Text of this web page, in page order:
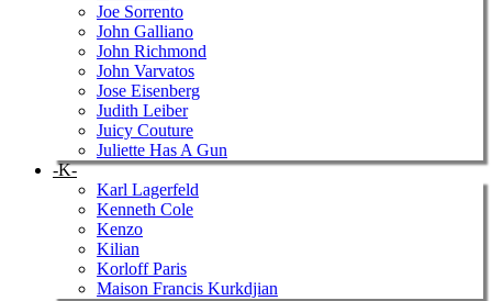
Joe Sorrento
John Galliano
John Richmond
John Varvatos
Jose Eisenberg
Judith Leiber
Juicy Couture
Juliette Has A Gun
-K-
Karl Lagerfeld
Kenneth Cole
Kenzo
Kilian
Korloff Paris
Maison Francis Kurkdjian